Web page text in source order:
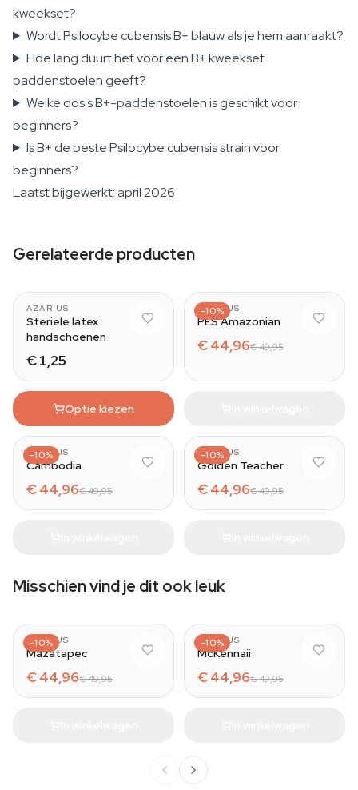
kweekset?
Wordt Psilocybe cubensis B+ blauw als je hem aanraakt?
Hoe lang duurt het voor een B+ kweekset
paddenstoelen geeft?
Welke dosis B+-paddenstoelen is geschikt voor
beginners?
Is B+ de beste Psilocybe cubensis strain voor
beginners?
Laatst bijgewerkt: april 2026
Gerelateerde producten
AZARIUS
Steriele latex
handschoenen
€ 1,25
Optie kiezen
-10%
AZARIUS
PES Amazonian
€ 44,96€ 49,95
-10%
AZARIUS
Cambodia
€ 44,96€ 49,95
-10%
AZARIUS
Golden Teacher
€ 44,96€ 49,95
Misschien vind je dit ook leuk
-10%
AZARIUS
Mazatapec
€ 44,96€ 49,95
-10%
AZARIUS
McKennaii
€ 44,96€ 49,95